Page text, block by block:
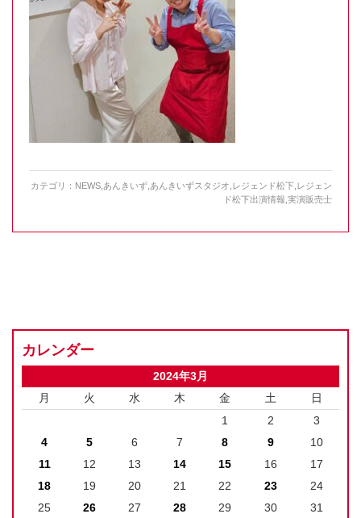
カテゴリ： NEWS あんきいず あんきいずスタジオ レジェンド松下 レジェン
ド松下出演情報 実演販売士
カレンダー
2024年3月
月
火 水 木 金 土 日
1 2
3
4
5 6 7 8 9
10
11
12 13 14 15 16
17
18
19 20 21 22 23
24
25
26 27 28 29 30 31